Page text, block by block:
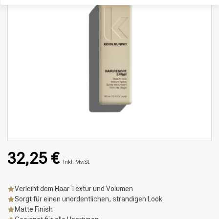
32,25 € Inkl. MwSt.
Verleiht dem Haar Textur und Volumen
Sorgt für einen unordentlichen, strandigen Look
Matte Finish